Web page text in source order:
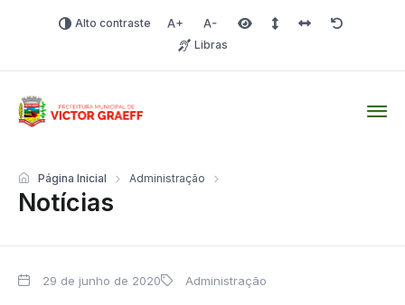
Alto contraste Aumentar fonte
Diminuir fonteÁrea selecionada
Espaçamento de linha
Espaço dos
Redefinir
Libras
Notícias
Página Inicial Administração
29 de junho de 2020 Administração